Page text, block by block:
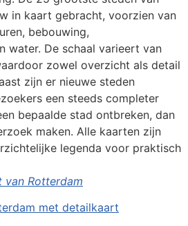
in kaart gebracht, voorzien van
bebouwing,
water. De schaal varieert van
zowel overzicht als detail
zijn er nieuwe steden
een steeds completer
bepaalde stad ontbreken, dan
maken. Alle kaarten zijn
legenda voor praktisch
van Rotterdam
met detailkaart